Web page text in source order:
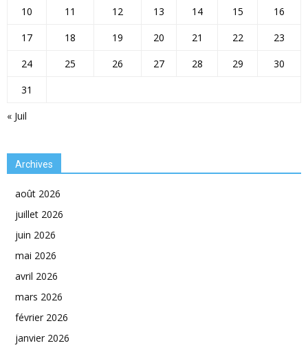
« Juil
10
11 12 13 14 15
16
17
18 19 20 21 22
23
24
25 26 27 28 29
30
31
Archives
août 2026
juillet 2026
juin 2026
mai 2026
avril 2026
mars 2026
février 2026
janvier 2026